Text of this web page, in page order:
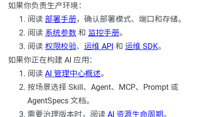
如果你负责生产环境：
阅读 部署手册，确认部署模式、端口和存储。
阅读 系统参数 和 监控手册。
阅读 权限校验、 运维 API 和 运维 SDK。
如果你正在构建 AI 应用：
阅读 AI 管理中心概述。
按场景选择 Skill、Agent、MCP、Prompt 或
AgentSpecs 文档。
需要治理版本时，阅读 AI 资源生命周期。